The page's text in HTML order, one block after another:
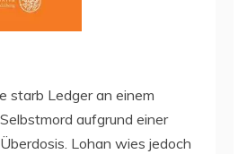
starb Ledger an einem
aufgrund einer
Lohan wies jedoch